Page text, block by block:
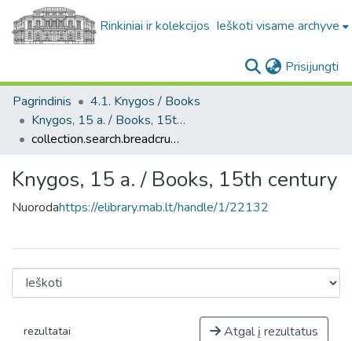
Rinkiniai ir kolekcijos Ieškoti visame archyve
Prisijungti
Pagrindinis
4.1. Knygos / Books
Knygos, 15 a. / Books, 15th century
collection.search.breadcrumbs
Knygos, 15 a. / Books, 15th century
Nuorodahttps://elibrary.mab.lt/handle/1/22132
rezultatai Atgal į rezultatus